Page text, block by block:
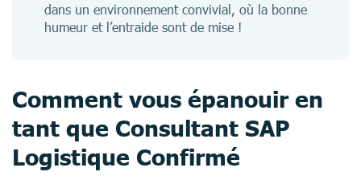
dans un environnement convivial, où la bonne
humeur et l’entraide sont de mise !
Comment vous épanouir en
tant que Consultant SAP
Logistique Confirmé